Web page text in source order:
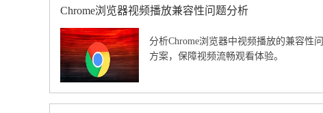
Chrome浏览器视频播放兼容性问题分析
分析Chrome浏览器中视频播放的兼容性
方案，保障视频流畅观看体验。